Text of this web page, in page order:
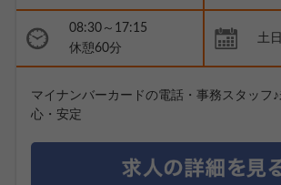
08:30～17:15
休憩60分
土
マイナンバーカードの電話・事務スタッフ
心・安定